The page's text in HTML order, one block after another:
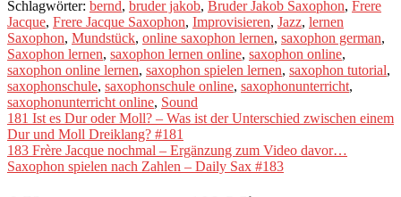
Schlagwörter: bernd, bruder jakob, Bruder Jakob Saxophon, Frere
Jacque, Frere Jacque Saxophon, Improvisieren, Jazz, lernen
Saxophon, Mundstück, online saxophon lernen, saxophon german,
Saxophon lernen, saxophon lernen online, saxophon online,
saxophon online lernen, saxophon spielen lernen, saxophon tutorial,
saxophonschule, saxophonschule online, saxophonunterricht,
saxophonunterricht online, Sound
Beitragsnavigation
Vorheriger
Beitrag:
181 Ist es Dur oder Moll? – Was ist der Unterschied zwischen einem
Dur und Moll Dreiklang? #181
Nächster
Beitrag:
183 Frère Jacque nochmal – Ergänzung zum Video davor…
Saxophon spielen nach Zahlen – Daily Sax #183